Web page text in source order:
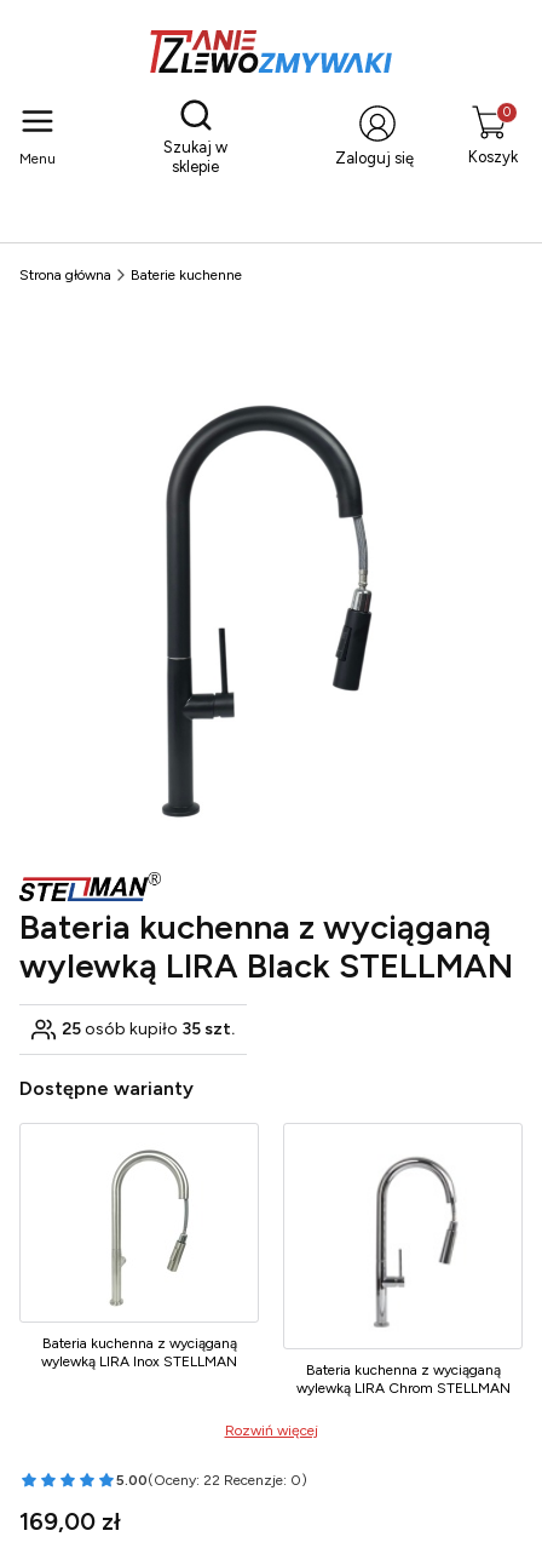
Menu
Otwórz wyszukiwarkę
Szukaj w
sklepie
Zaloguj się Koszyk
Strona główna Baterie kuchenne
Bateria kuchenna z wyciąganą
wylewką LIRA Black STELLMAN
25osób kupiło 35 szt.
Dostępne warianty
Bateria kuchenna z wyciąganą
wylewką LIRA Inox STELLMAN
Bateria kuchenna z wyciąganą
wylewką LIRA Chrom STELLMAN
Rozwiń więcej
5.00(Oceny: 22 Recenzje: 0)
Przejdź do sekcji Opinie
Cena
169,00 zł